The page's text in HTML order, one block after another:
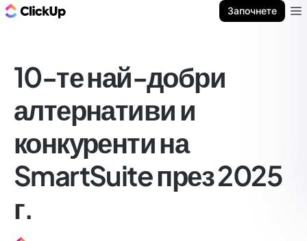
Започнете
10-те най-добри
алтернативи и
конкуренти на
SmartSuite през 2025
г.